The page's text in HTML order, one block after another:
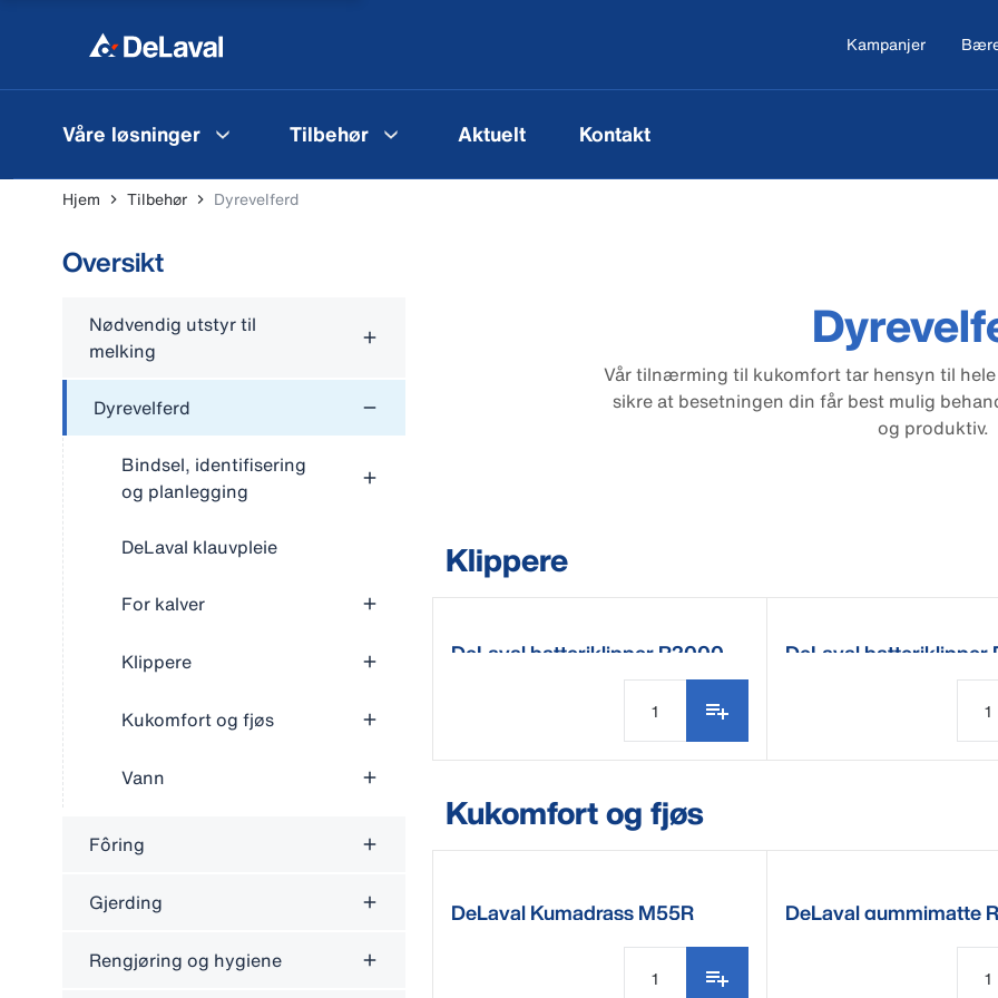
Kampanjer
Våre løsninger Tilbehør Aktuelt Kontakt
Hjem Tilbehør Dyrevelferd
Oversikt
Nødvendig utstyr til
melking
Dyrevelferd
Bindsel, identifisering
og planlegging
DeLaval klauvpleie
For kalver
Klippere
Kukomfort og fjøs
Vann
Fôring
Gjerding
Rengjøring og hygiene
Vår tilnærming til kukomfort tar hensyn til
sikre at besetningen din får best mulig
og produktiv.
Klippere
DeLaval batteriklipper R2000 DeLaval batteriklipper
Kukomfort og fjøs
DeLaval Kumadrass M55R DeLaval gummimatte